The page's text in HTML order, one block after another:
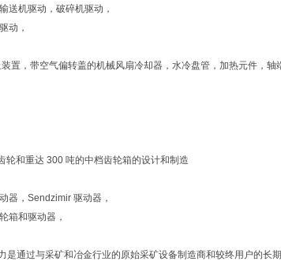
送机驱动，破碎机驱动，
动，
置，带空气偏转盖的机械风扇冷却器，水冷盘管，加热元件，轴
和重达 300 吨的中档齿轮箱的设计和制造
器，Sendzimir 驱动器，
箱和驱动器，
通过与采矿和冶金行业的原始采矿设备制造商和较终用户的长